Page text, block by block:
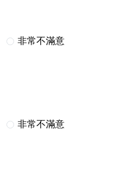
非常不滿意
非常不滿意